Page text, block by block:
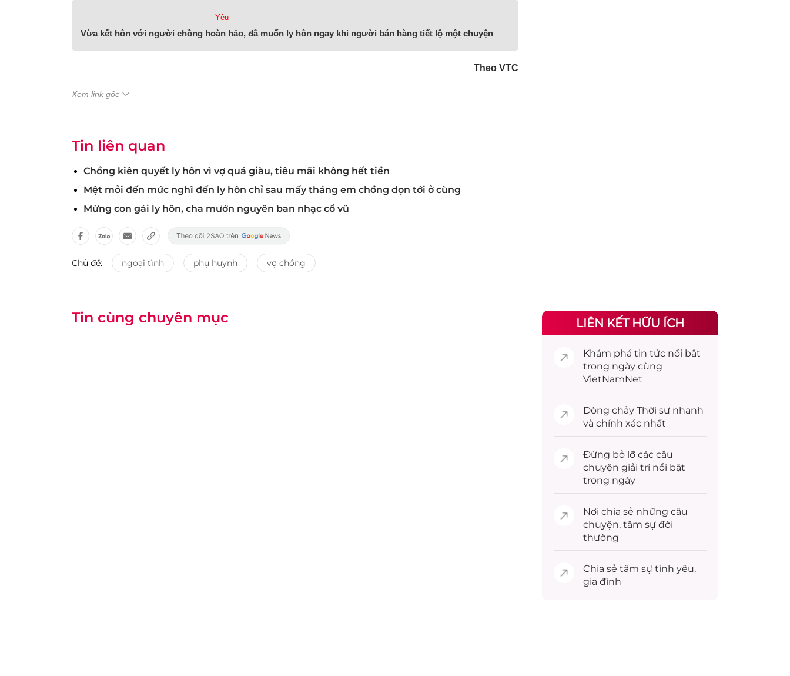
Yêu
Vừa kết hôn với người chồng hoàn hảo, đã muốn ly hôn ngay khi người bán hàng tiết lộ một chuyện
Theo VTC
Xem link gốc
Tin liên quan
Chồng kiên quyết ly hôn vì vợ quá giàu, tiêu mãi không hết tiền
Mệt mỏi đến mức nghĩ đến ly hôn chỉ sau mấy tháng em chồng dọn tới ở cùng
Mừng con gái ly hôn, cha mướn nguyên ban nhạc cổ vũ
Chủ đề: ngoại tình phụ huynh vợ chồng
Tin cùng chuyên mục LIÊN KẾT HỮU ÍCH
Khám phá tin tức nổi bật
trong ngày cùng
VietNamNet
Dòng chảy Thời sự nhanh
và chính xác nhất
Đừng bỏ lỡ các câu
chuyện giải trínổi bật
trong ngày
Nơi chia sẻ những câu
chuyện, tâm sự đời
thường
Chia sẻ tâm sự tình yêu,
gia đình